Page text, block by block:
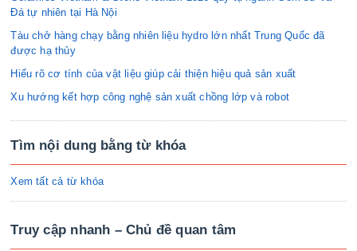
Đá tự nhiên tại Hà Nội
Tàu chở hàng chạy bằng nhiên liệu hydro lớn nhất Trung Quốc đã
được hạ thủy
Hiểu rõ cơ tính của vật liệu giúp cải thiện hiệu quả sản xuất
Xu hướng kết hợp công nghệ sản xuất chồng lớp và robot
Tìm nội dung bằng từ khóa
Xem tất cả từ khóa
Truy cập nhanh – Chủ đề quan tâm